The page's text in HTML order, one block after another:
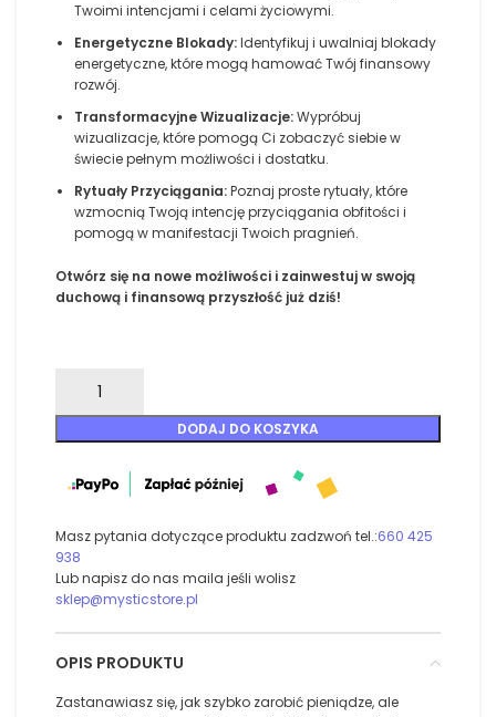
Twoimi intencjami i celami życiowymi.
Energetyczne Blokady:Identyfikuj i uwalniaj blokady
energetyczne, które mogą hamować Twój finansowy
rozwój.
Transformacyjne Wizualizacje:Wypróbuj
wizualizacje, które pomogą Ci zobaczyć siebie w
świecie pełnym możliwości i dostatku.
Rytuały Przyciągania:Poznaj proste rytuały, które
wzmocnią Twoją intencję przyciągania obfitości i
pomogą w manifestacji Twoich pragnień.
Otwórz się na nowe możliwości i zainwestuj w swoją
duchową i finansową przyszłość już dziś!
DODAJ DO KOSZYKA
Masz pytania dotyczące produktu zadzwoń tel.:660 425
938
Lub napisz do nas maila jeśli wolisz
sklep@mysticstore.pl
OPIS PRODUKTU
Zastanawiasz się, jak szybko zarobić pieniądze, ale